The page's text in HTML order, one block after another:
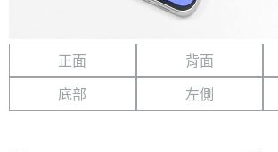
正面 背面
底部
左側